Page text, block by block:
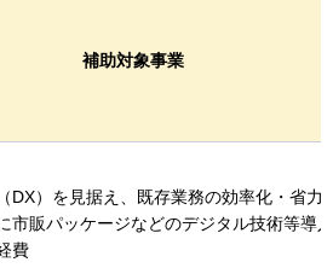
補助対象事業
DX）を見据え、既存業務の効率化・省力
市販パッケージなどのデジタル技術等導入
費